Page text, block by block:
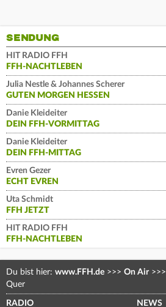
SENDUNG
HIT RADIO FFH
FFH-NACHTLEBEN
Julia Nestle & Johannes Scherer
GUTEN MORGEN HESSEN
Danie Kleideiter
DEIN FFH-VORMITTAG
Danie Kleideiter
DEIN FFH-MITTAG
Evren Gezer
ECHT EVREN
Uta Schmidt
FFH JETZT
HIT RADIO FFH
FFH-NACHTLEBEN
Du bist hier: www.FFH.de >>> On Air >>>
Quer
RADIO NEWS